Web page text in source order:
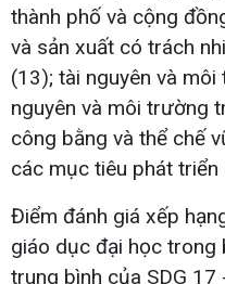
thành phố và cộng
và sản xuất có trách
(13); tài nguyên và
nguyên và môi trường
công bằng và thể chế
các mục tiêu phát triển
Điểm đánh giá xếp
giáo dục đại học trong
trung bình của SDG